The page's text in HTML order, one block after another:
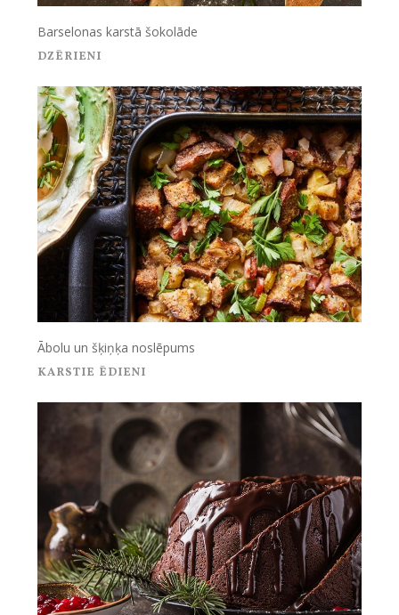
Barselonas karstā šokolāde
DZĒRIENI
Ābolu un šķiņķa noslēpums
KARSTIE ĒDIENI